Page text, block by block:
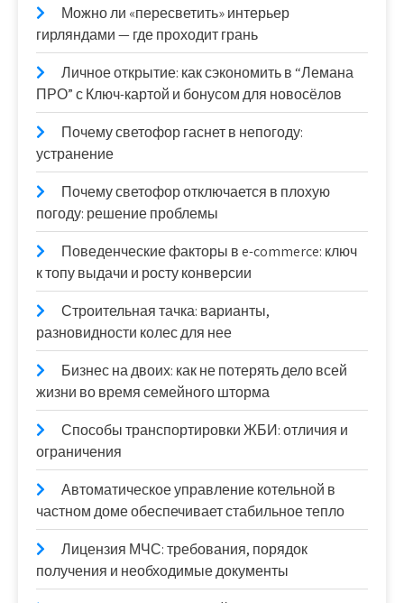
Можно ли «пересветить» интерьер
гирляндами — где проходит грань
Личное открытие: как сэкономить в “Лемана
ПРО” с Ключ-картой и бонусом для новосёлов
Почему светофор гаснет в непогоду:
устранение
Почему светофор отключается в плохую
погоду: решение проблемы
Поведенческие факторы в e-commerce: ключ
к топу выдачи и росту конверсии
Строительная тачка: варианты,
разновидности колес для нее
Бизнес на двоих: как не потерять дело всей
жизни во время семейного шторма
Способы транспортировки ЖБИ: отличия и
ограничения
Автоматическое управление котельной в
частном доме обеспечивает стабильное тепло
Лицензия МЧС: требования, порядок
получения и необходимые документы